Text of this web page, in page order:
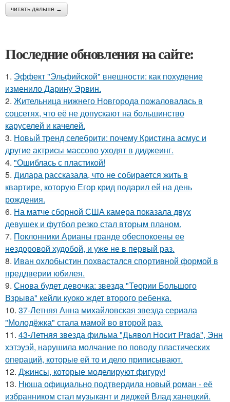
читать дальше →
Последние обновления на сайте:
1. Эффект "Эльфийской" внешности: как похудение
изменило Дарину Эрвин.
2. Жительница нижнего Новгорода пожаловалась в
соцсетях, что её не допускают на большинство
каруселей и качелей.
3. Новый тренд селебрити: почему Кристина асмус и
другие актрисы массово уходят в диджеинг.
4. "Ошиблась с пластикой!
5. Дилара рассказала, что не собирается жить в
квартире, которую Егор крид подарил ей на день
рождения.
6. На матче сборной США камера показала двух
девушек и футбол резко стал вторым планом.
7. Поклонники Арианы гранде обеспокоены ее
нездоровой худобой, и уже не в первый раз.
8. Иван охлобыстин похвастался спортивной формой в
преддверии юбилея.
9. Снова будет девочка: звезда "Теории Большого
Взрыва" кейли куоко ждет второго ребенка.
10. 37-Летняя Анна михайловская звезда сериала
"Молодёжка" стала мамой во второй раз.
11. 43-Летняя звезда фильма "Дьявол Носит Prada", Энн
хэтэуэй, нарушила молчание по поводу пластических
операций, которые ей то и дело приписывают.
12. Джинсы, которые моделируют фигуру!
13. Нюша официально подтвердила новый роман - её
избранником стал музыкант и диджей Влад ханецкий.